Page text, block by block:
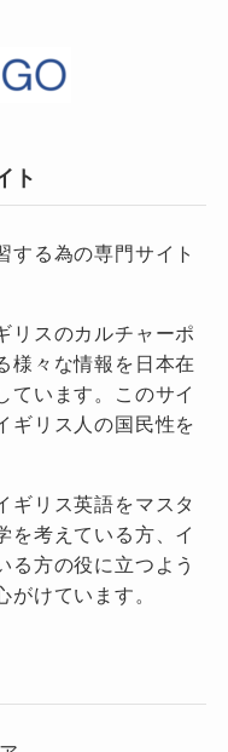
ト
する為の専門サイト
リスのカルチャーポ
様々な情報を日本在
ています。このサイ
ギリス人の国民性を
ギリス英語をマスタ
を考えている方、イ
る方の役に立つよう
けています。